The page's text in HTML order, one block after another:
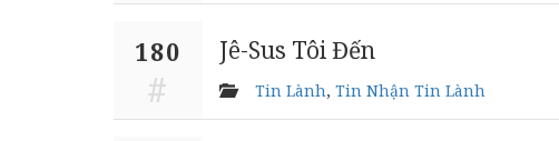
180 Jê-Sus Tôi Đến
Tin Lành, Tin Nhận Tin Lành